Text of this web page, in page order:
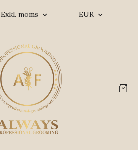
Exkl. moms EUR